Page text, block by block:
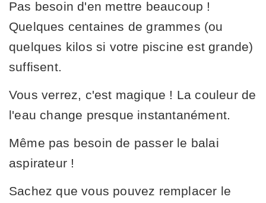
Pas besoin d'en mettre beaucoup !
Quelques centaines de grammes (ou
quelques kilos si votre piscine est grande)
suffisent.
Vous verrez, c'est magique ! La couleur de
l'eau change presque instantanément.
Même pas besoin de passer le balai
aspirateur !
Sachez que vous pouvez remplacer le